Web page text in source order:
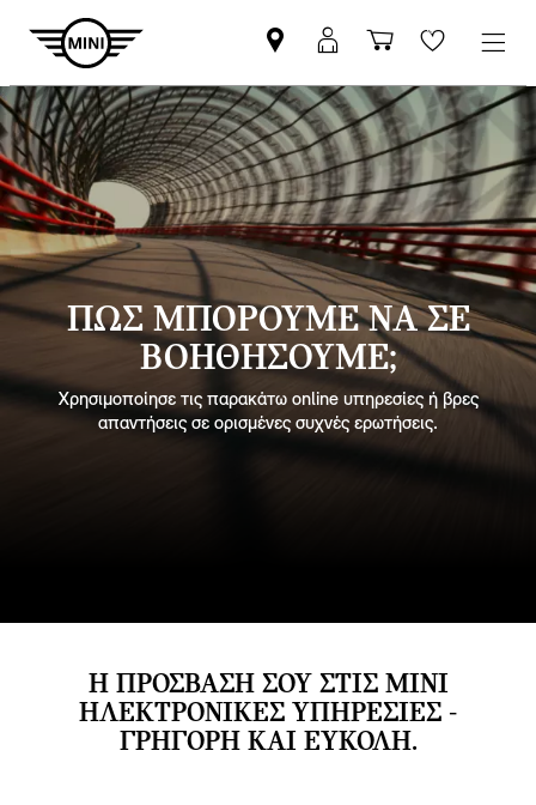
ΠΩΣ ΜΠΟΡΟΥΜΕ ΝΑ ΣΕ
ΒΟΗΘΗΣΟΥΜΕ;
Χρησιμοποίησε τις παρακάτω online υπηρεσίες ή βρες
απαντήσεις σε ορισμένες συχνές ερωτήσεις.
Η ΠΡΟΣΒΑΣΗ ΣΟΥ ΣΤΙΣ MINI
ΗΛΕΚΤΡΟΝΙΚΕΣ ΥΠΗΡΕΣΙΕΣ -
ΓΡΗΓΟΡΗ ΚΑΙ ΕΥΚΟΛΗ.